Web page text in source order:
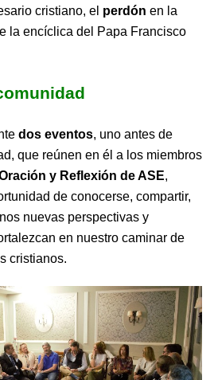
cristiano, el perdón en la
la encíclica del Papa Francisco
dos eventos, uno antes de
que reúnen en él a los miembros
y Reflexión de ASE,
de conocerse, compartir,
nuevas perspectivas y
en nuestro caminar de
cristianos.